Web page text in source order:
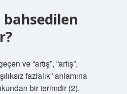
ve “artış”, “artış”,
fazlalık” anlamına
bir terimdir (2).